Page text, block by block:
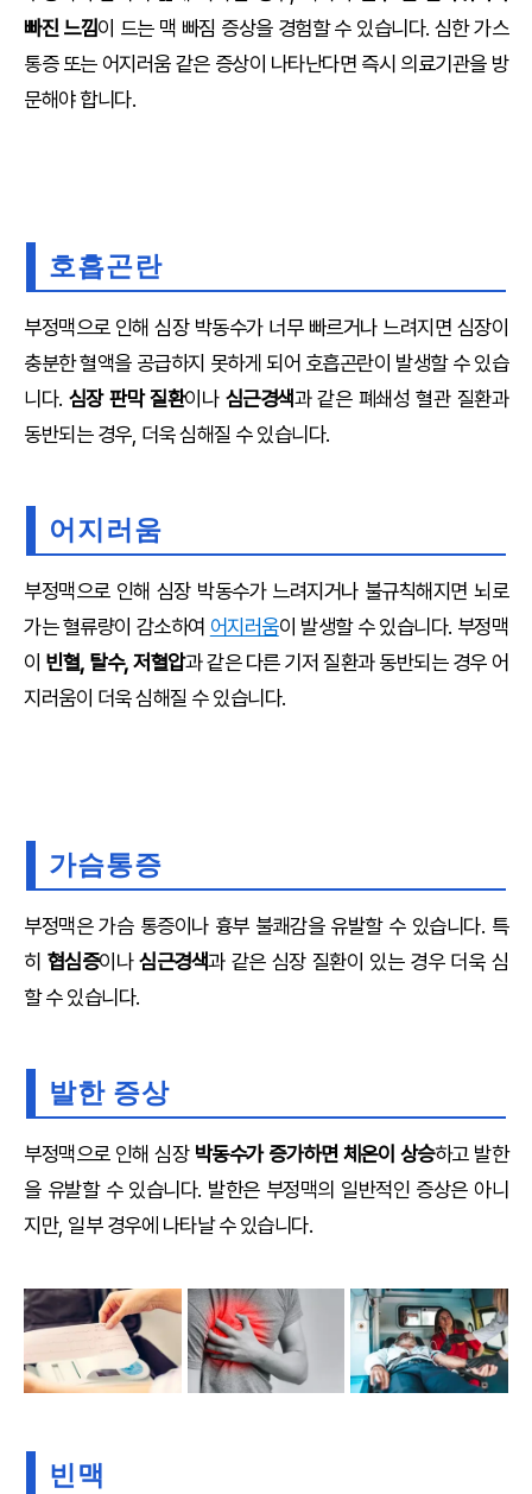
빠진 느낌이 드는 맥 빠짐 증상을 경험할 수 있습니다. 심한 가스
통증 또는 어지러움 같은 증상이 나타난다면 즉시 의료기관을 방
문해야 합니다.
호흡곤란
부정맥으로 인해 심장 박동수가 너무 빠르거나 느려지면 심장이
충분한 혈액을 공급하지 못하게 되어 호흡곤란이 발생할 수 있습
니다. 심장 판막 질환이나 심근경색과 같은 폐쇄성 혈관 질환과
동반되는 경우, 더욱 심해질 수 있습니다.
어지러움
부정맥으로 인해 심장 박동수가 느려지거나 불규칙해지면 뇌로
가는 혈류량이 감소하여 어지러움이 발생할 수 있습니다. 부정맥
이 빈혈, 탈수, 저혈압과 같은 다른 기저 질환과 동반되는 경우 어
지러움이 더욱 심해질 수 있습니다.
가슴통증
부정맥은 가슴 통증이나 흉부 불쾌감을 유발할 수 있습니다. 특
히 협심증이나심근경색과 같은 심장 질환이 있는 경우 더욱 심
할 수 있습니다.
발한 증상
부정맥으로 인해 심장 박동수가 증가하면 체온이 상승하고 발한
을 유발할 수 있습니다. 발한은 부정맥의 일반적인 증상은 아니
지만, 일부 경우에 나타날 수 있습니다.
빈맥